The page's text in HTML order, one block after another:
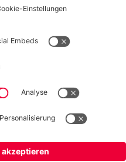
Hinweisgebersystem
Einstellungen